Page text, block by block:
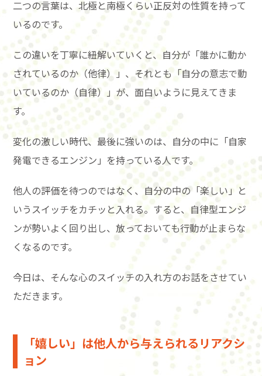
二つの言葉は、北極と南極くらい正反対の性質を持って
いるのです。
この違いを丁寧に紐解いていくと、自分が「誰かに動か
されているのか（他律）」、それとも「自分の意志で動
いているのか（自律）」が、面白いように見えてきま
す。
変化の激しい時代、最後に強いのは、自分の中に「自家
発電できるエンジン」を持っている人です。
他人の評価を待つのではなく、自分の中の「楽しい」と
いうスイッチをカチッと入れる。すると、自律型エンジ
ンが勢いよく回り出し、放っておいても行動が止まらな
くなるのです。
今日は、そんな心のスイッチの入れ方のお話をさせてい
ただきます。
「嬉しい」は他人から与えられるリアクシ
ョン